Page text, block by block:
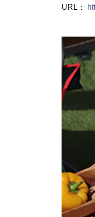
URL：